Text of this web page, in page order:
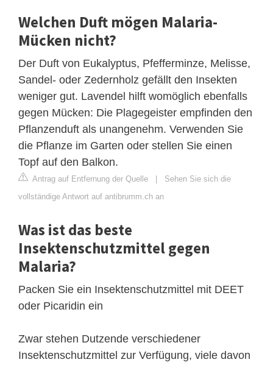
Welchen Duft mögen Malaria-
Mücken nicht?
Der Duft von Eukalyptus, Pfefferminze, Melisse,
Sandel- oder Zedernholz gefällt den Insekten
weniger gut. Lavendel hilft womöglich ebenfalls
gegen Mücken: Die Plagegeister empfinden den
Pflanzenduft als unangenehm. Verwenden Sie
die Pflanze im Garten oder stellen Sie einen
Topf auf den Balkon.
Antrag auf Entfernung der Quelle
Sehen Sie sich die
vollständige Antwort auf antibrumm.ch an
Was ist das beste
Insektenschutzmittel gegen
Malaria?
Packen Sie ein Insektenschutzmittel mit DEET
oder Picaridin ein
Zwar stehen Dutzende verschiedener
Insektenschutzmittel zur Verfügung, viele davon